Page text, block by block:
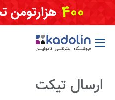
Skip to Content
ارسال تیکت